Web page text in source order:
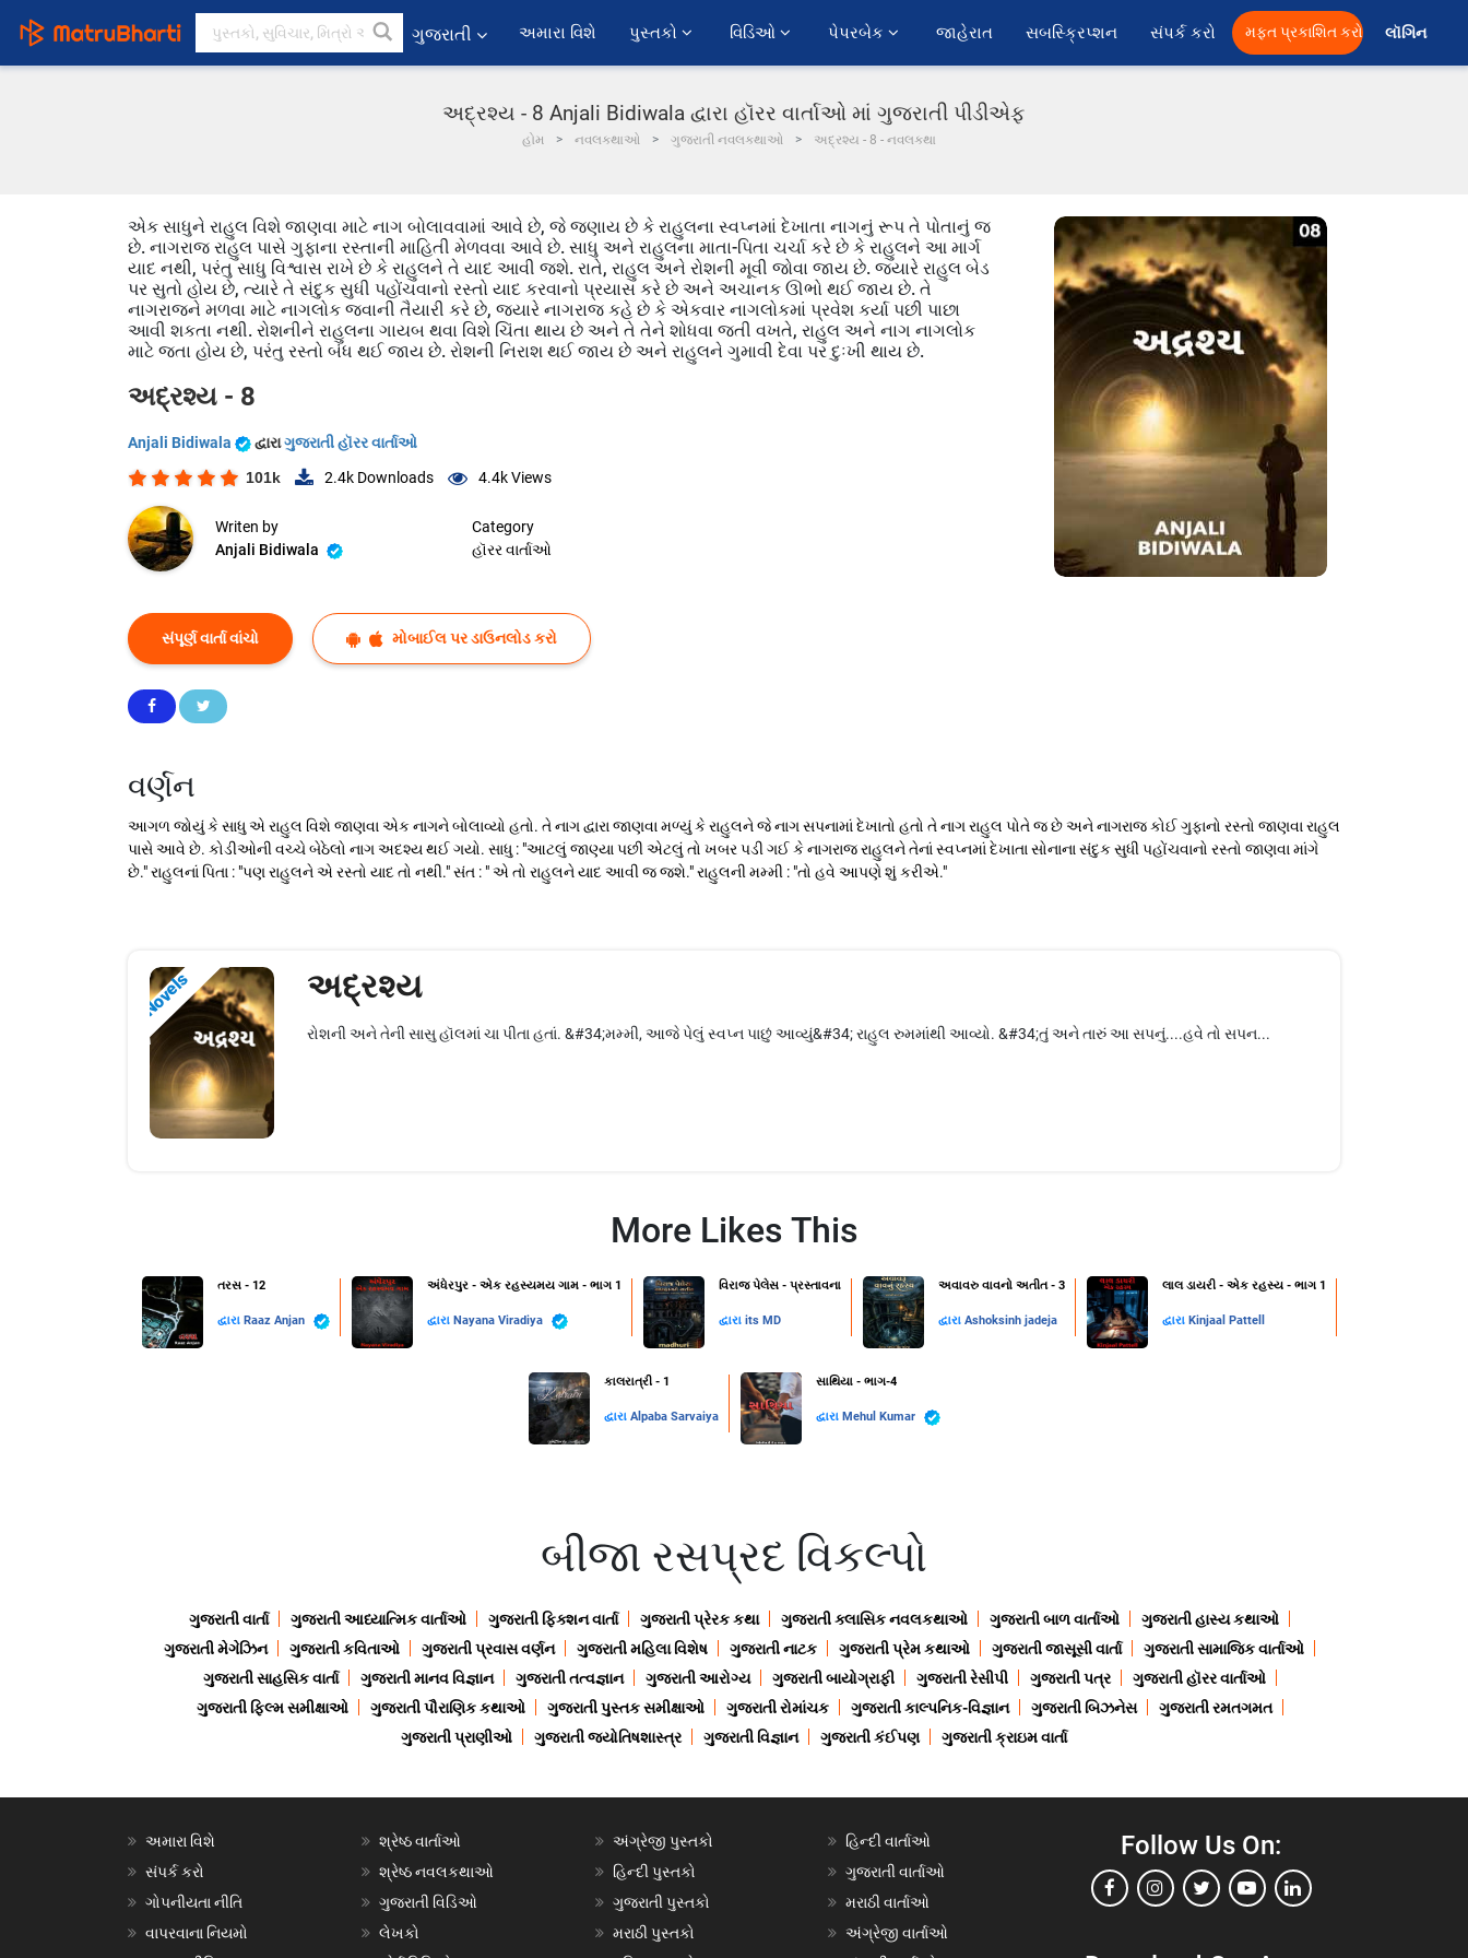
ગુજરાતી અમારા વિશે પુસ્તકો વિડિઓ પેપરબેક જાહેરાત સબસ્ક્રિપ્શન સંપર્ક કરો મફત પ્રકાશિત કરો લૉગિન
અદ્રશ્ય - 8 Anjali Bidiwala દ્વારા હૉરર વાર્તાઓ માં ગુજરાતી પીડીએફ
હોમ નવલકથાઓ ગુજરાતી નવલકથાઓ અદ્રશ્ય - 8 - નવલકથા
એક સાધુને રાહુલ વિશે જાણવા માટે નાગ બોલાવવામાં આવે છે, જે જણાય છે કે રાહુલના સ્વપ્નમાં દેખાતા નાગનું રૂપ તે પોતાનું જ
છે. નાગરાજ રાહુલ પાસે ગુફાના રસ્તાની માહિતી મેળવવા આવે છે. સાધુ અને રાહુલના માતા-પિતા ચર્ચા કરે છે કે રાહુલને આ માર્ગ
યાદ નથી, પરંતુ સાધુ વિશ્વાસ રાખે છે કે રાહુલને તે યાદ આવી જશે. રાતે, રાહુલ અને રોશની મૂવી જોવા જાય છે. જ્યારે રાહુલ બેડ
પર સુતો હોય છે, ત્યારે તે સંદુક સુધી પહોંચવાનો રસ્તો યાદ કરવાનો પ્રયાસ કરે છે અને અચાનક ઊભો થઈ જાય છે. તે
નાગરાજને મળવા માટે નાગલોક જવાની તૈયારી કરે છે, જ્યારે નાગરાજ કહે છે કે એકવાર નાગલોકમાં પ્રવેશ કર્યા પછી પાછા
આવી શકતા નથી. રોશનીને રાહુલના ગાયબ થવા વિશે ચિંતા થાય છે અને તે તેને શોધવા જતી વખતે, રાહુલ અને નાગ નાગલોક
માટે જતા હોય છે, પરંતુ રસ્તો બંધ થઈ જાય છે. રોશની નિરાશ થઈ જાય છે અને રાહુલને ગુમાવી દેવા પર દુઃખી થાય છે.
અદ્રશ્ય - 8
Anjali Bidiwala દ્વારાગુજરાતી હૉરર વાર્તાઓ
101k 2.4k Downloads 4.4kViews
Writen by
Anjali Bidiwala
Category
હૉરર વાર્તાઓ
સંપૂર્ણ વાર્તા વાંચો મોબાઈલ પર ડાઉનલોડ કરો
વર્ણન
આગળ જોયું કે સાધુ એ રાહુલ વિશે જાણવા એક નાગને બોલાવ્યો હતો. તે નાગ દ્વારા જાણવા મળ્યું કે રાહુલને જે નાગ સપનામાં દેખાતો હતો તે નાગ રાહુલ પોતે જ છે અને નાગરાજ કોઈ ગુફાનો રસ્તો જાણવા રાહુલ
પાસે આવે છે. કોડીઓની વચ્ચે બેઠેલો નાગ અદશ્ય થઈ ગયો. સાધુ : "આટલું જાણ્યા પછી એટલું તો ખબર પડી ગઈ કે નાગરાજ રાહુલને તેનાં સ્વપ્નમાં દેખાતા સોનાના સંદુક સુધી પહોંચવાનો રસ્તો જાણવા માંગે
છે." રાહુલનાં પિતા : "પણ રાહુલને એ રસ્તો યાદ તો નથી." સંત : " એ તો રાહુલને યાદ આવી જ જશે." રાહુલની મમ્મી : "તો હવે આપણે શું કરીએ."
Novels અદ્રશ્ય
રોશની અને તેની સાસુ હૉલમાં ચા પીતા હતાં. &#34;મમ્મી, આજે પેલું સ્વપ્ન પાછું આવ્યું&#34; રાહુલ રુમમાંથી આવ્યો. &#34;તું અને તારું આ સપનું....હવે તો સપન...
More Likes This
તરસ - 12
દ્વારા Raaz Anjan
અંધેરપુર - એક રહસ્યમય ગામ - ભાગ 1
દ્વારા Nayana Viradiya
વિરાજ પેલેસ - પ્રસ્તાવના
દ્વારા its MD
અવાવરુ વાવનો અતીત - 3
દ્વારા Ashoksinh jadeja
લાલ ડાયરી - એક રહસ્ય - ભાગ 1
દ્વારા Kinjaal Pattell
કાલરાત્રી - 1
દ્વારા Alpaba Sarvaiya
સાથિયા - ભાગ-4
દ્વારા Mehul Kumar
બીજા રસપ્રદ વિકલ્પો
ગુજરાતી વાર્તા ગુજરાતી આધ્યાત્મિક વાર્તાઓ ગુજરાતી ફિક્શન વાર્તા ગુજરાતી પ્રેરક કથા ગુજરાતી ક્લાસિક નવલકથાઓ ગુજરાતી બાળ વાર્તાઓ
ગુજરાતી હાસ્ય કથાઓ
ગુજરાતી મેગેઝિન
ગુજરાતી કવિતાઓ ગુજરાતી પ્રવાસ વર્ણન ગુજરાતી મહિલા વિશેષ ગુજરાતી નાટક ગુજરાતી પ્રેમ કથાઓ ગુજરાતી જાસૂસી વાર્તા
ગુજરાતી સામાજિક વાર્તાઓ
ગુજરાતી સાહસિક વાર્તા
ગુજરાતી માનવ વિજ્ઞાન ગુજરાતી તત્વજ્ઞાન ગુજરાતી આરોગ્ય ગુજરાતી બાયોગ્રાફી ગુજરાતી રેસીપી ગુજરાતી પત્ર
ગુજરાતી હૉરર વાર્તાઓ
ગુજરાતી ફિલ્મ સમીક્ષાઓ
ગુજરાતી પૌરાણિક કથાઓ ગુજરાતી પુસ્તક સમીક્ષાઓ ગુજરાતી રોમાંચક ગુજરાતી કાલ્પનિક-વિજ્ઞાન ગુજરાતી બિઝનેસ
ગુજરાતી રમતગમત
ગુજરાતી પ્રાણીઓ
ગુજરાતી જ્યોતિષશાસ્ત્ર ગુજરાતી વિજ્ઞાન ગુજરાતી કંઈપણ ગુજરાતી ક્રાઇમ વાર્તા
અમારા વિશે
સંપર્ક કરો
ગોપનીયતા નીતિ
વાપરવાના નિયમો
શ્રેષ્ઠ વાર્તાઓ
શ્રેષ્ઠ નવલકથાઓ
ગુજરાતી વિડિઓ
લેખકો
અંગ્રેજી પુસ્તકો
હિન્દી પુસ્તકો
ગુજરાતી પુસ્તકો
મરાઠી પુસ્તકો
હિન્દી વાર્તાઓ
ગુજરાતી વાર્તાઓ
મરાઠી વાર્તાઓ
અંગ્રેજી વાર્તાઓ
Follow Us On: